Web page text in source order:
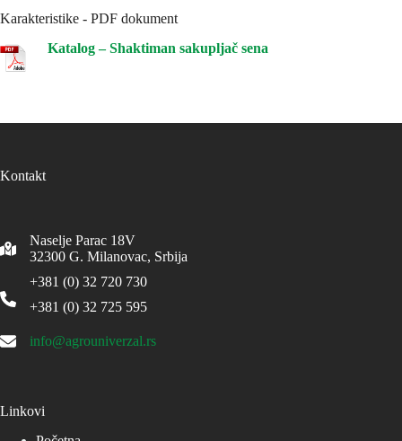
Karakteristike - PDF dokument
Katalog – Shaktiman sakupljač sena
Kontakt
Naselje Parac 18V
32300 G. Milanovac, Srbija
+381 (0) 32 720 730
+381 (0) 32 725 595
info@agrouniverzal.rs
Linkovi